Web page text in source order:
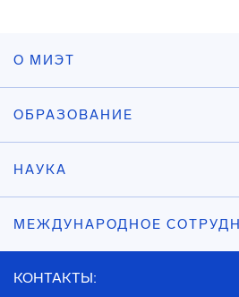
О МИЭТ
ОБРАЗОВАНИЕ
НАУКА
МЕЖДУНАРОДНОЕ
КОНТАКТЫ: